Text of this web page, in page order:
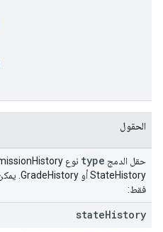
الحقول
حقل الدمج type
StateHistory أو GradeHistory. يمكن أن تكون
فقط:
stateHistory